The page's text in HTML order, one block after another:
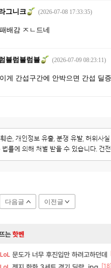
그니크 (2026-07-08 17:33:35)
배감 ㅈㄴ드네
블럼블럼블 (2026-07-09 08:23:11)
게 간섭구간에 안박으면 간섭 딜
다음글 이전글
는핫벤
LoL 문도가 너무 후진입만 하려고하던데
[18]
여행 7년만에 가족여행을 다녀왔습니